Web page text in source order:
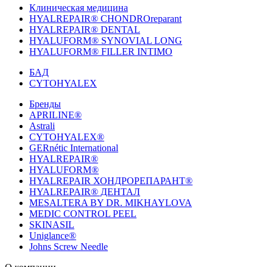
Клиническая медицина
HYALREPAIR® CHONDROreparant
HYALREPAIR® DENTAL
HYALUFORM® SYNOVIAL LONG
HYALUFORM® FILLER INTIMO
БАД
CYTOHYALEX
Бренды
APRILINE®
Astrali
CYTOHYALEX®
GERnétic International
HYALREPAIR®
HYALUFORM®
HYALREPAIR ХОНДРОРЕПАРАНТ®
HYALREPAIR® ДЕНТАЛ
MESALTERA BY DR. MIKHAYLOVA
MEDIC CONTROL PEEL
SKINASIL
Uniglance®
Johns Screw Needle